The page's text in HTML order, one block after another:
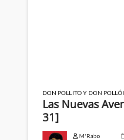
DON POLLITO Y DON
Las Nuevas
31]
M'Rabo